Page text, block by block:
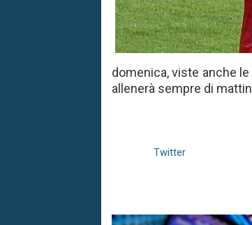
domenica, viste anche
allenerà sempre di
Twitter